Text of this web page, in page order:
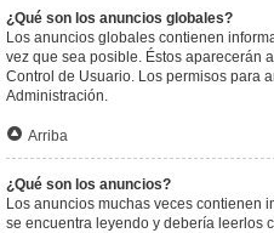
¿Qué son los anuncios globales?
Los anuncios globales contienen
vez que sea posible. Éstos aparecerán
Control de Usuario. Los permisos para
Administración.
Arriba
¿Qué son los anuncios?
Los anuncios muchas veces contienen
se encuentra leyendo y debería leerlos